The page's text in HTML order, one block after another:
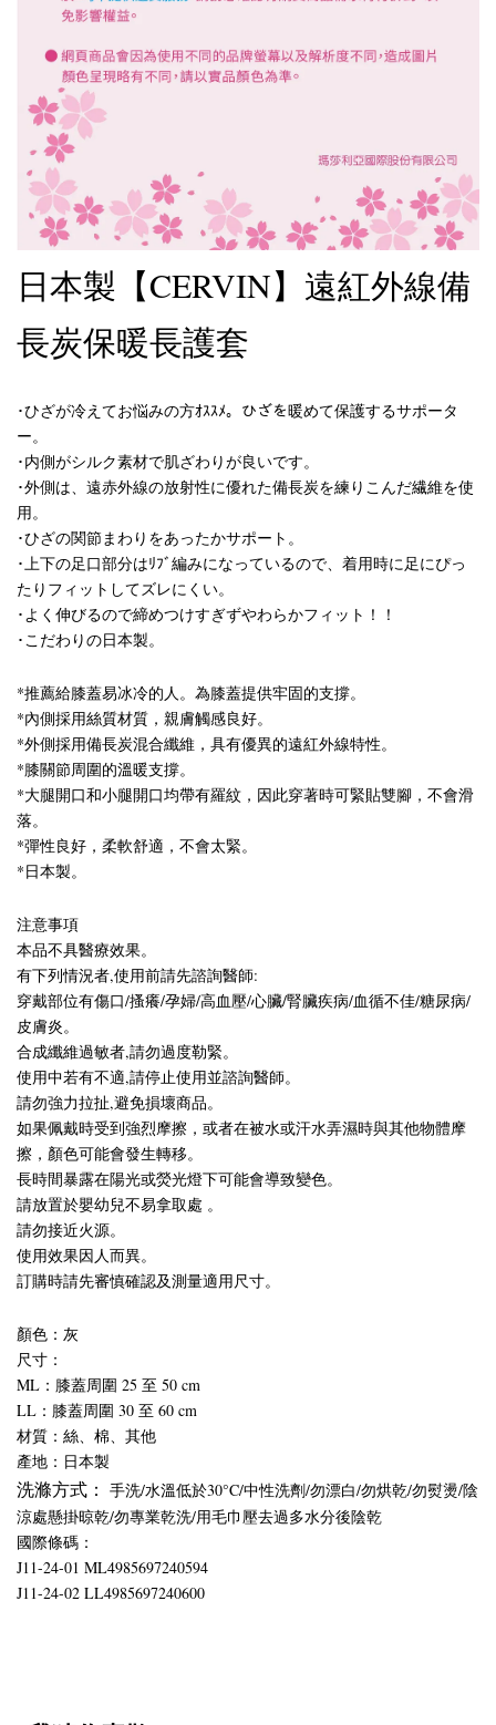
日本製【CERVIN】遠紅外線備
長炭保暖長護套
･ひざが冷えてお悩みの方ｵｽｽﾒ。ひざを暖めて保護するサポータ
ー。
･内側がシルク素材で肌ざわりが良いです。
･外側は、遠赤外線の放射性に優れた備長炭を練りこんだ繊維を使
用。
･ひざの関節まわりをあったかサポート。
･上下の足口部分はﾘﾌﾞ編みになっているので、着用時に足にぴっ
たりフィットしてズレにくい。
･よく伸びるので締めつけすぎずやわらかフィット！！
･こだわりの日本製。
*推薦給膝蓋易冰冷的人。為膝蓋提供牢固的支撐。
*內側採用絲質材質，親膚觸感良好。
*外側採用備長炭混合纖維，具有優異的遠紅外線特性。
*膝關節周圍的溫暖支撐。
*大腿開口和小腿開口均帶有羅紋，因此穿著時可緊貼雙腳，不會滑
落。
*彈性良好，柔軟舒適，不會太緊。
*日本製。
注意事項
本品不具醫療效果。
有下列情況者,使用前請先諮詢醫師:
穿戴部位有傷口/搔癢/孕婦/高血壓/心臟/腎臟疾病/血循不佳/糖尿病/
皮膚炎。
合成纖維過敏者,請勿過度勒緊。
使用中若有不適,請停止使用並諮詢醫師。
請勿強力拉扯,避免損壞商品。
如果佩戴時受到強烈摩擦，或者在被水或汗水弄濕時與其他物體摩
擦，顏色可能會發生轉移。
長時間暴露在陽光或熒光燈下可能會導致變色。
請放置於嬰幼兒不易拿取處 。
請勿接近火源。
使用效果因人而異。
訂購時請先審慎確認及測量適用尺寸。
顏色：灰
尺寸：
ML：膝蓋周圍 25 至 50 cm
LL：膝蓋周圍 30 至 60 cm
材質：絲、棉、其他
產地：日本製
洗滌方式： 手洗/水溫低於30°C/中性洗劑/勿漂白/勿烘乾/勿熨燙/陰
涼處懸掛晾乾/勿專業乾洗/用毛巾壓去過多水分後陰乾
國際條碼：
J11-24-01 ML4985697240594
J11-24-02 LL4985697240600